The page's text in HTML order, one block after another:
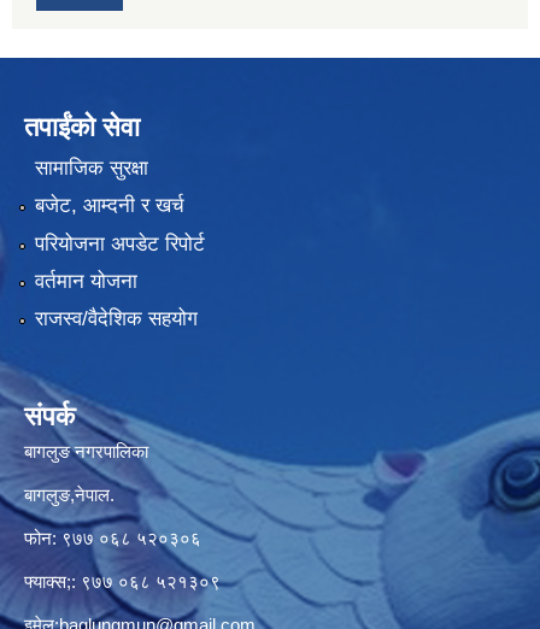
तपाईंको सेवा
सामाजिक सुरक्षा
बजेट, आम्दनी र खर्च
परियोजना अपडेट रिपोर्ट
वर्तमान योजना
राजस्व/वैदेशिक सहयोग
संपर्क
बागलुङ नगरपालिका
बागलुङ,नेपाल.
फोन: ९७७ ०६८ ५२०३०६
फ्याक्स;: ९७७ ०६८ ५२१३०९